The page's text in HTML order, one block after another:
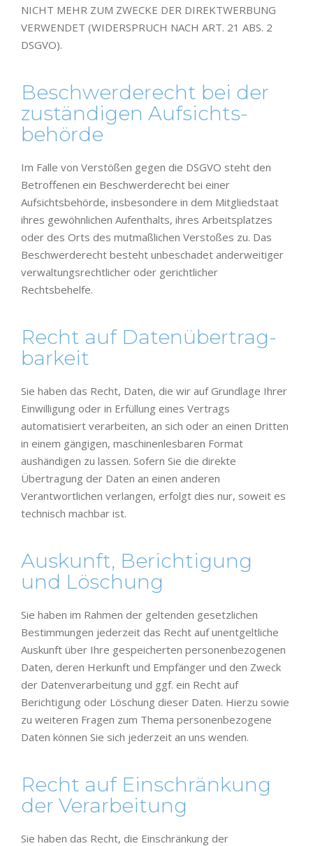
NICHT MEHR ZUM ZWECKE DER DIREKTWERBUNG
VERWENDET (WIDERSPRUCH NACH ART. 21 ABS. 2
DSGVO).
Beschwerde­recht bei der
zuständigen Aufsichts­
behörde
Im Falle von Verstößen gegen die DSGVO steht den
Betroffenen ein Beschwerderecht bei einer
Aufsichtsbehörde, insbesondere in dem Mitgliedstaat
ihres gewöhnlichen Aufenthalts, ihres Arbeitsplatzes
oder des Orts des mutmaßlichen Verstoßes zu. Das
Beschwerderecht besteht unbeschadet anderweitiger
verwaltungsrechtlicher oder gerichtlicher
Rechtsbehelfe.
Recht auf Daten­übertrag­
barkeit
Sie haben das Recht, Daten, die wir auf Grundlage Ihrer
Einwilligung oder in Erfüllung eines Vertrags
automatisiert verarbeiten, an sich oder an einen Dritten
in einem gängigen, maschinenlesbaren Format
aushändigen zu lassen. Sofern Sie die direkte
Übertragung der Daten an einen anderen
Verantwortlichen verlangen, erfolgt dies nur, soweit es
technisch machbar ist.
Auskunft, Berichtigung
und Löschung
Sie haben im Rahmen der geltenden gesetzlichen
Bestimmungen jederzeit das Recht auf unentgeltliche
Auskunft über Ihre gespeicherten personenbezogenen
Daten, deren Herkunft und Empfänger und den Zweck
der Datenverarbeitung und ggf. ein Recht auf
Berichtigung oder Löschung dieser Daten. Hierzu sowie
zu weiteren Fragen zum Thema personenbezogene
Daten können Sie sich jederzeit an uns wenden.
Recht auf Einschränkung
der Verarbeitung
Sie haben das Recht, die Einschränkung der